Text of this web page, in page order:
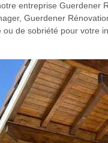
entreprise Guerdener
Guerdener
de sobriété pour